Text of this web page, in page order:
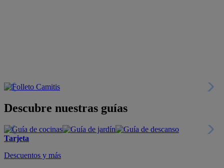
Descubre nuestras guías
Tarjeta
Descuentos y más